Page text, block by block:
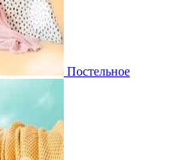
Постельное